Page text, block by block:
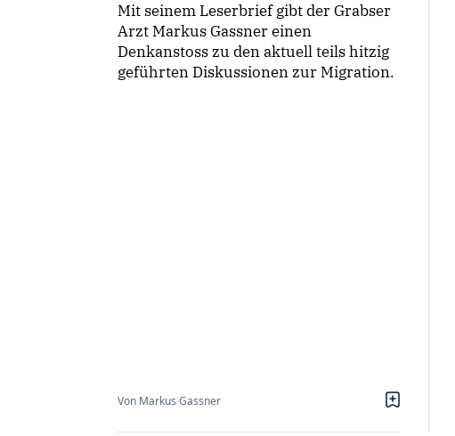
Mit seinem Leserbrief gibt der Grabser
Arzt Markus Gassner einen
Denkanstoss zu den aktuell teils hitzig
geführten Diskussionen zur Migration.
Von Markus Gassner